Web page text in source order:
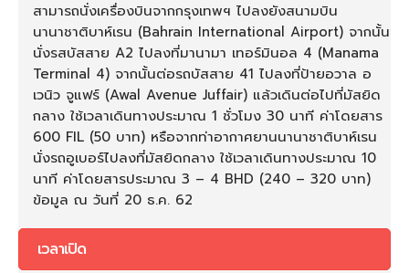
สามารถนั่งเครื่องบินจากกรุงเทพฯ ไปลงยังสนามบิน
นานาชาติบาห์เรน (Bahrain International Airport) จากนั้น
นั่งรสบัสสาย A2 ไปลงที่มานามา เทอร์มินอล 4 (Manama
Terminal 4) จากนั้นต่อรถบัสสาย 41 ไปลงที่ป้ายอวาล อ
เวนิว จูแฟร์ (Awal Avenue Juffair) แล้วเดินต่อไปที่มัสยิด
กลาง ใช้เวลาเดินทางประมาณ 1 ชั่วโมง 30 นาที ค่าโดยสาร
600 FIL (50 บาท) หรือจากท่าอากาศยานนานาชาติบาห์เรน
นั่งรถอูเบอร์ไปลงที่มัสยิดกลาง ใช้เวลาเดินทางประมาณ 10
นาที ค่าโดยสารประมาณ 3 – 4 BHD (240 – 320 บาท)
ข้อมูล ณ วันที่ 20 ธ.ค. 62
เวลาเปิด